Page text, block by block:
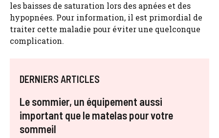
les baisses de saturation lors des apnées et des
hypopnées. Pour information, il est primordial de
traiter cette maladie pour éviter une quelconque
complication.
DERNIERS ARTICLES
Le sommier, un équipement aussi
important que le matelas pour votre
sommeil